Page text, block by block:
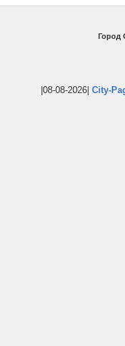
Город
|08-08-2026| City-